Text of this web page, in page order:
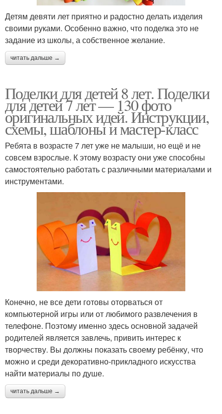
Детям девяти лет приятно и радостно делать изделия
своими руками. Особенно важно, что поделка это не
задание из школы, а собственное желание.
читать дальше →
Поделки для детей 8 лет. Поделки
для детей 7 лет — 130 фото
оригинальных идей. Инструкции,
схемы, шаблоны и мастер-класс
Ребята в возрасте 7 лет уже не малыши, но ещё и не
совсем взрослые. К этому возрасту они уже способны
самостоятельно работать с различными материалами и
инструментами.
Конечно, не все дети готовы оторваться от
компьютерной игры или от любимого развлечения в
телефоне. Поэтому именно здесь основной задачей
родителей является завлечь, привить интерес к
творчеству. Вы должны показать своему ребёнку, что
можно и среди декоративно-прикладного искусства
найти материалы по душе.
читать дальше →